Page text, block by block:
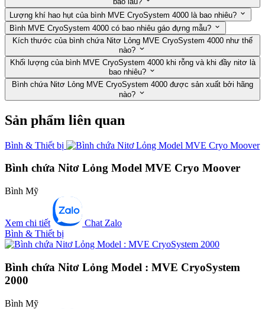
Lượng khí hao hụt của bình MVE CryoSystem 4000 là bao nhiêu?
Bình MVE CryoSystem 4000 có bao nhiêu gáo đựng mẫu?
Kích thước của bình chứa Nitơ Lỏng MVE CryoSystem 4000 như thế
nào?
Khối lượng của bình MVE CryoSystem 4000 khi rỗng và khi đầy nitơ là
bao nhiêu?
Bình chứa Nitơ Lỏng MVE CryoSystem 4000 được sản xuất bởi hãng
nào?
Sản phẩm liên quan
Bình & Thiết bị
Bình chứa Nitơ Lỏng Model MVE Cryo Moover
Bình Mỹ
Xem chi tiết
Chat Zalo
Bình & Thiết bị
Bình chứa Nitơ Lỏng Model : MVE CryoSystem
2000
Bình Mỹ